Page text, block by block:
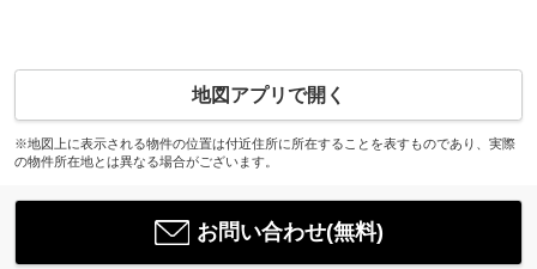
地図アプリで開く
※地図上に表示される物件の位置は付近住所に所在することを表すものであり、実際
の物件所在地とは異なる場合がございます。
お問い合わせ(無料)